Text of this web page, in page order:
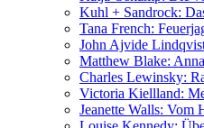
Kuhl + Sandrock:
Tana French:
John Ajvide
Matthew Blake:
Charles Lewinsky:
Victoria Kiellland:
Jeanette Walls: Vom